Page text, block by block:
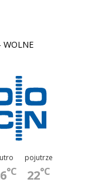
WOLNE
°C
pojutrze
22°C